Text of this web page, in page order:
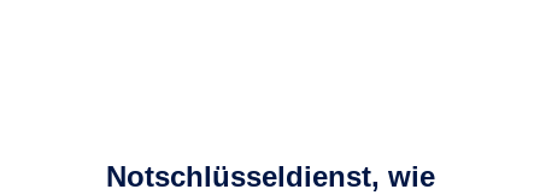
Notschlüsseldienst, wie